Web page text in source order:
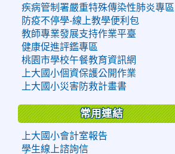
疾病管制署嚴重特殊傳染性肺炎專區
防疫不停學-線上教學便利包
教師專業發展支持作業平臺
健康促進評鑑專區
桃園市學校午餐教育資訊網
上大國小個資保護公開作業
上大國小災害防救計畫書
常用連結
上大國小會計室報告
學生線上諮詢信